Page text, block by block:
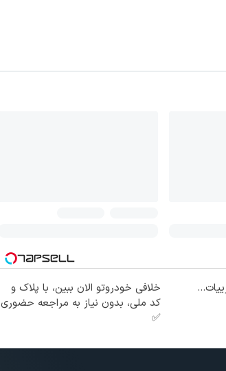
با جزییات...
خلافی خودروتو الان ببین، با پلاک و
کد ملی، بدون نیاز به مراجعه حضوری
✅